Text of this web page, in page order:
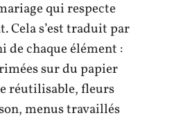
qui respecte
Cela s’est traduit par
de chaque élément :
sur du papier
réutilisable, fleurs
menus travaillés